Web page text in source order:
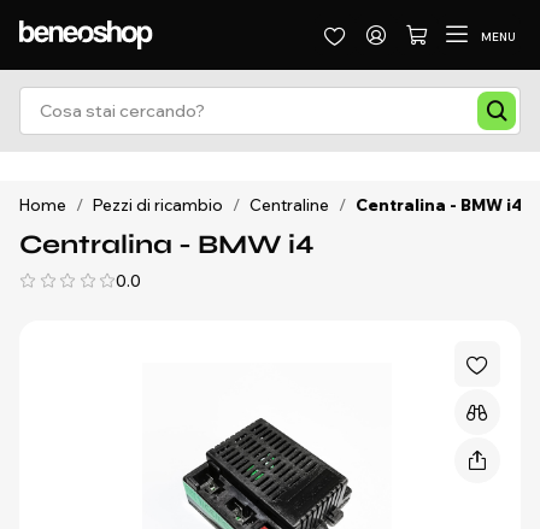
MENU
Home / Pezzi di ricambio / Centraline / Centralina - BMW i4
Centralina - BMW i4
0.0